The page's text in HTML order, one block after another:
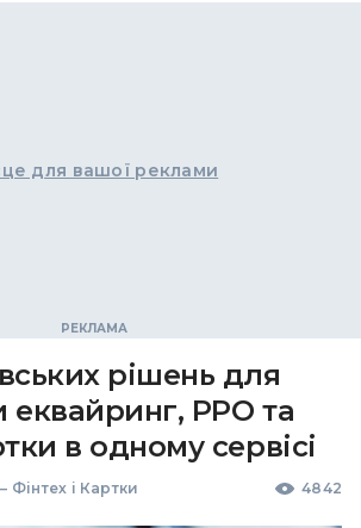
для вашої реклами
рішень для
РРО та
в одному сервісі
Фінтех і Картки 4842